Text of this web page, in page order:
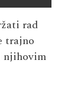
rad
trajno
njihovim